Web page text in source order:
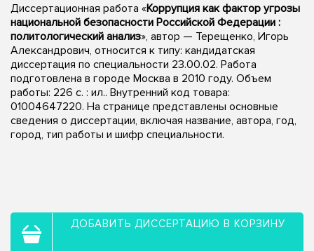
Диссертационная работа «Коррупция как фактор угрозы
национальной безопасности Российской Федерации :
политологический анализ», автор — Терещенко, Игорь
Александрович, относится к типу: кандидатская
диссертация по специальности 23.00.02. Работа
подготовлена в городе Москва в 2010 году. Объем
работы: 226 с. : ил.. Внутренний код товара:
01004647220. На странице представлены основные
сведения о диссертации, включая название, автора, год,
город, тип работы и шифр специальности.
ДОБАВИТЬ ДИССЕРТАЦИЮ В КОРЗИНУ